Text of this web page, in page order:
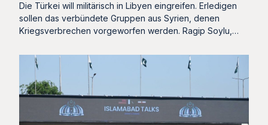
Die Türkei will militärisch in Libyen eingreifen. Erledigen
sollen das verbündete Gruppen aus Syrien, denen
Kriegsverbrechen vorgeworfen werden. Ragip Soylu,…